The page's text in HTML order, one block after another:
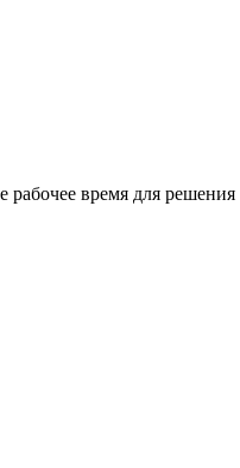
время для